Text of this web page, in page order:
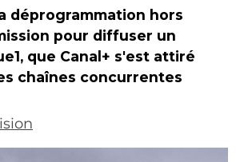
déprogrammation hors
pour diffuser un
que Canal+ s'est attiré
chaînes concurrentes